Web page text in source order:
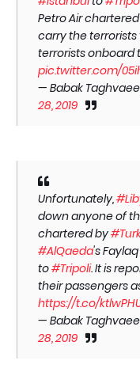
Petro Air
carry the terrorists
terrorists onboard
pic.twitter.com/
— Babak
28, 2019
Unfortunately,
down anyone of
chartered by
#AlQaeda's
to#Tripoli. It is
their passengers
https://t.co/
— Babak
28, 2019